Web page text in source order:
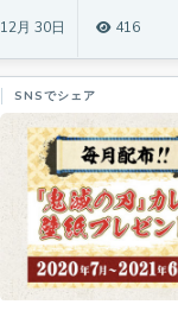
12月 30日 416
SNSでシェア